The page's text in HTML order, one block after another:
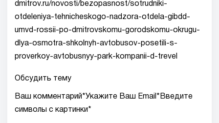
dmitrov.ru/novosti/bezopasnost/sotrudniki-
otdeleniya-tehnicheskogo-nadzora-otdela-gibdd-
umvd-rossii-po-dmitrovskomu-gorodskomu-okrugu-
dlya-osmotra-shkolnyh-avtobusov-posetili-s-
proverkoy-avtobusnyy-park-kompanii-d-trevel
Обсудить тему
Ваш комментарий*Укажите Ваш Email*Введите
символы с картинки*